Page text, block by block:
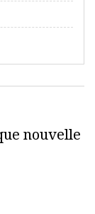
nouvelle